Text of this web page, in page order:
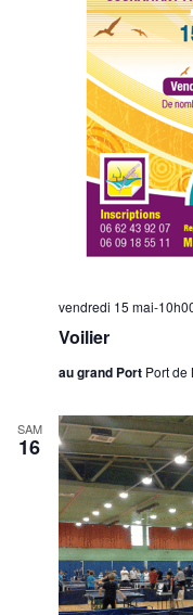
Voilier
vendredi 15 mai-
au grand Port Port de
SAM
16